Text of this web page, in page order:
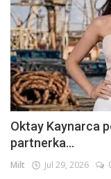
Oktay Kaynarca
partnerka...
Milt Jul 29, 2026